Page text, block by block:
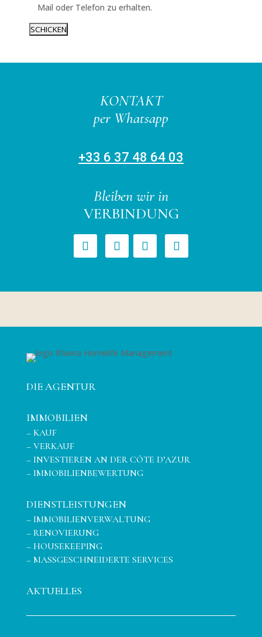
Mail oder Telefon zu erhalten.
KONTAKT
per Whatsapp
+33 6 37 48 64 03
Bleiben wir in
VERBINDUNG
DIE AGENTUR
IMMOBILIEN
– KAUF
– VERKAUF
– INVESTIEREN AN DER CÔTE D’AZUR
– IMMOBILIENBEWERTUNG
DIENSTLEISTUNGEN
– IMMOBILIENVERWALTUNG
– RENOVIERUNG
– HOUSEKEEPING
– MASSGESCHNEIDERTE SERVICES
AKTUELLES